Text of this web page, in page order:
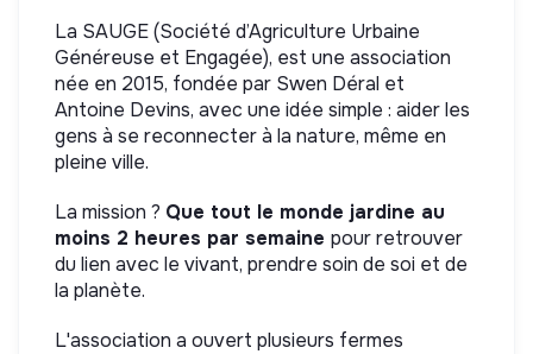
La SAUGE (Société d’Agriculture Urbaine
Généreuse et Engagée), est une association
née en 2015, fondée par Swen Déral et
Antoine Devins, avec une idée simple : aider les
gens à se reconnecter à la nature, même en
pleine ville.
La mission ? Que tout le monde jardine au
moins 2 heures par semaine pour retrouver
du lien avec le vivant, prendre soin de soi et de
la planète.
L'association a ouvert plusieurs fermes